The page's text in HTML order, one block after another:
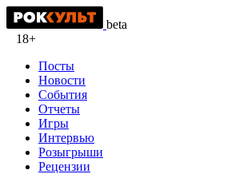
beta
18+
Посты
Новости
События
Отчеты
Игры
Интервью
Розыгрыши
Рецензии